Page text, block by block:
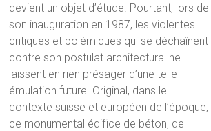
devient un objet d’étude. Pourtant, lors de
son inauguration en 1987, les violentes
critiques et polémiques qui se déchaînent
contre son postulat architectural ne
laissent en rien présager d’une telle
émulation future. Original, dans le
contexte suisse et européen de l’époque,
ce monumental édifice de béton, de